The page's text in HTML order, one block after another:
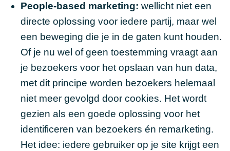
People-based marketing: wellicht niet een
directe oplossing voor iedere partij, maar wel
een beweging die je in de gaten kunt houden.
Of je nu wel of geen toestemming vraagt aan
je bezoekers voor het opslaan van hun data,
met dit principe worden bezoekers helemaal
niet meer gevolgd door cookies. Het wordt
gezien als een goede oplossing voor het
identificeren van bezoekers én remarketing.
Het idee: iedere gebruiker op je site krijgt een